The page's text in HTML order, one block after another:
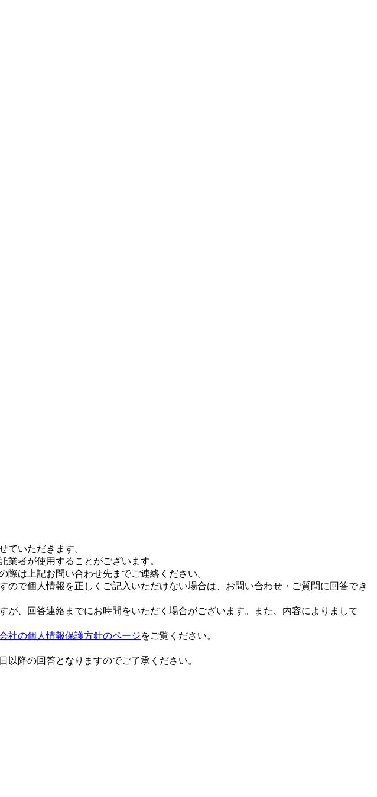
ていただきます。
者が使用することがございます。
は上記お問い合わせ先までご連絡ください。
で個人情報を正しくご記入いただけない場合は、お問い合わせ・ご質問に回答でき
、回答連絡までにお時間をいただく場合がございます。また、内容によりまして
社の個人情報保護方針のページをご覧ください。
降の回答となりますのでご了承ください。